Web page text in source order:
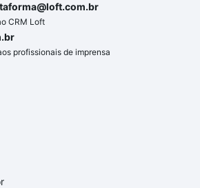
CRM Loft
profissionais de imprensa